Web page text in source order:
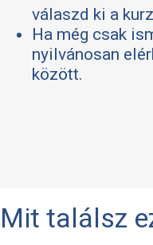
válaszd ki a
Ha még csak
nyilvánosan
között.
Mit találsz